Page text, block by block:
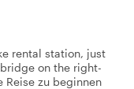
rental station, just
on the right-
Reise zu beginnen